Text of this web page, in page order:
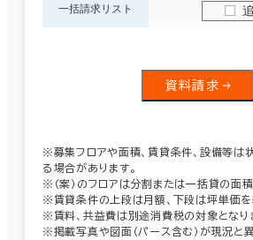
一括請求リスト
資料請求
※募集フロアや面積、賃貸条件、設備等は
る場合があります。
※（案）のフロアは分割または一括貸の面積
※賃貸条件の上段は月額、下段は坪単価を
※賃料、共益費は別途消費税の対象となり
※掲載写真や図面（パース含む）が現況と